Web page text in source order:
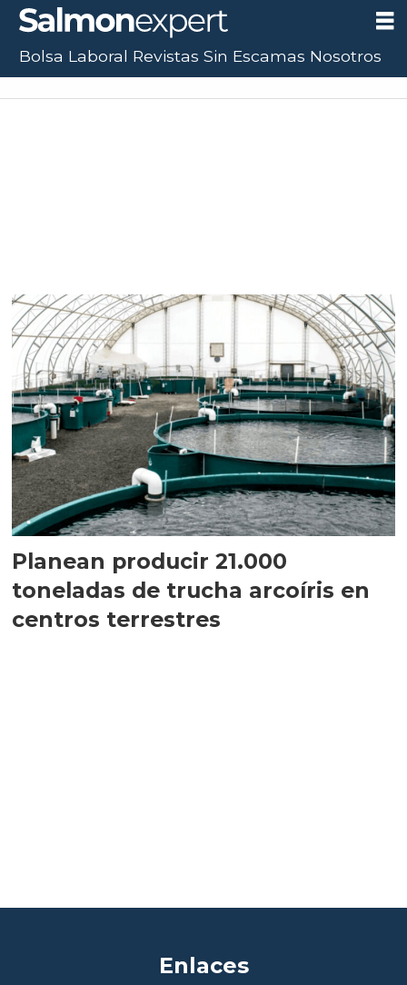
Tag:
Planean producir 21.000
toneladas de trucha arcoíris en
centros terrestres
Bolsa Laboral Revistas Sin Escamas Nosotros
Enlaces